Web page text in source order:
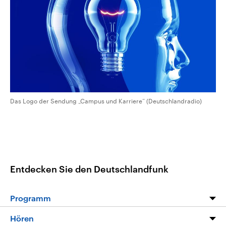
CDU, SPD und FDP regiert.-
Umfragen, Prognosen,
Wahlprogramme, aktuelle Berichte
und Hintergründe zu den Parteien
und Kandidaten der anstehenden
aktuelle Weltgeschehen.
Sendungen Programm Podcasts
Audio-Archiv
Das Logo der Sendung „Campus und Karriere“ (Deutschlandradio)
Entdecken Sie den Deutschlandfunk
Programm
Programm
Hören